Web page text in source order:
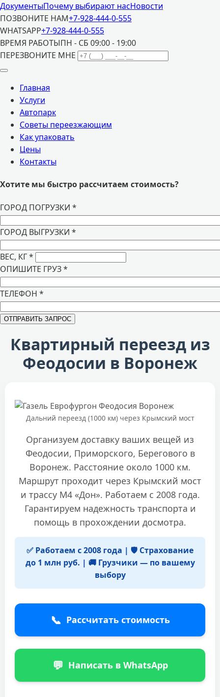
ДокументыПочему выбирают насНовости
ПОЗВОНИТЕ НАМ+7-928-444-0-555
WHATSAPP+7-928-444-0-555
ВРЕМЯ РАБОТЫПН - СБ 09:00 - 19:00
ПЕРЕЗВОНИТЕ МНЕ
Главная
Услуги
Автопарк
Советы переезжающим
Как упаковать
Цены
Контакты
Хотите мы быстро рассчитаем стоимость?
ГОРОД ПОГРУЗКИ *
ГОРОД ВЫГРУЗКИ *
ВЕС, КГ*
ОПИШИТЕ ГРУЗ*
ТЕЛЕФОН *
Квартирный переезд из
Феодосии в Воронеж
Дальний переезд (1000 км) через Крымский мост
Организуем доставку ваших вещей из
Феодосии, Приморского, Берегового в
Воронеж. Расстояние около 1000 км.
Маршрут проходит через Крымский мост
и трассу М4 «Дон». Работаем с 2008 года.
Гарантируем надежность транспорта и
помощь в прохождении досмотра.
✅ Работаем с 2008 года | 🛡️ Страхование
до 1 млн руб. | 🚚 Грузчики — по вашему
выбору
📞 Рассчитать стоимость
💬 Написать в WhatsApp